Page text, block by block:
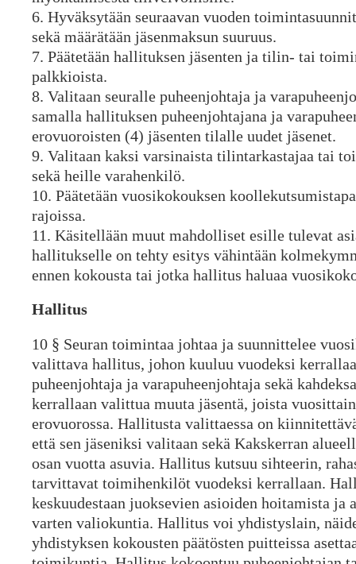
6. Hyväksytään seuraavan vuoden
sekä määrätään jäsenmaksun suuruus.
7. Päätetään hallituksen jäsenten ja tilin- tai
palkkioista.
8. Valitaan seuralle puheenjohtaja ja
samalla hallituksen puheenjohtajana ja
erovuoroisten (4) jäsenten tilalle uudet jäsenet.
9. Valitaan kaksi varsinaista tilintarkastajaa tai
sekä heille varahenkilö.
10. Päätetään vuosikokouksen
rajoissa.
11. Käsitellään muut mahdolliset esille tulevat
hallitukselle on tehty esitys vähintään
ennen kokousta tai jotka hallitus haluaa
Hallitus
10 § Seuran toimintaa johtaa ja suunnittelee
valittava hallitus, johon kuuluu vuodeksi
puheenjohtaja ja varapuheenjohtaja sekä
kerrallaan valittua muuta jäsentä, joista
erovuorossa. Hallitusta valittaessa on
että sen jäseniksi valitaan sekä Kakskerran
osan vuotta asuvia. Hallitus kutsuu sihteerin,
tarvittavat toimihenkilöt vuodeksi kerrallaan.
keskuudestaan juoksevien asioiden hoitamista ja
varten valiokuntia. Hallitus voi yhdistyslain,
yhdistyksen kokousten päätösten puitteissa